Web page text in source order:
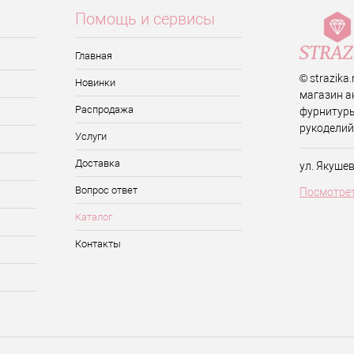
Помощь и сервисы
Главная
Новинки
Распродажа
Услуги
Доставка
Вопрос ответ
Каталог
Контакты
©
магазин
ул.